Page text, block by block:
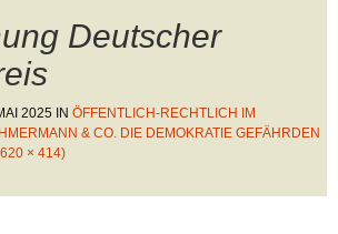
Deutscher
2025 IN ÖFFENTLICH-RECHTLICH IM
& CO. DIE DEMOKRATIE GEFÄHRDEN
× 414)